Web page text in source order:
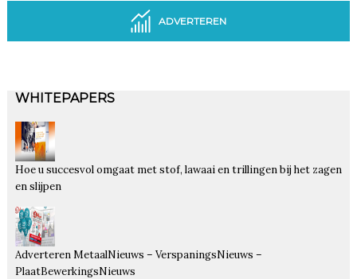
ADVERTEREN
WHITEPAPERS
Hoe u succesvol omgaat met stof, lawaai en trillingen bij het zagen
en slijpen
Adverteren MetaalNieuws – VerspaningsNieuws –
PlaatBewerkingsNieuws